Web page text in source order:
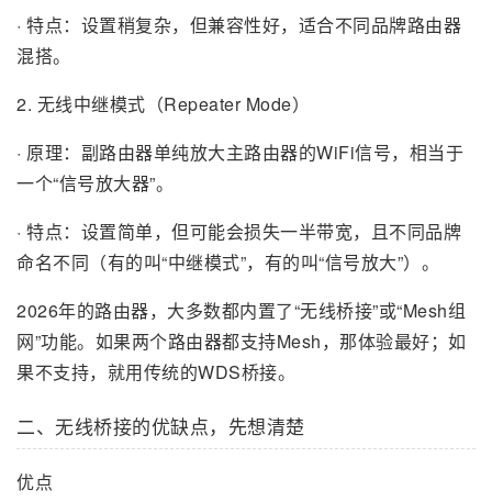
· 特点：设置稍复杂，但兼容性好，适合不同品牌路由器
混搭。
2. 无线中继模式（Repeater Mode）
· 原理：副路由器单纯放大主路由器的WiFi信号，相当于
一个“信号放大器”。
· 特点：设置简单，但可能会损失一半带宽，且不同品牌
命名不同（有的叫“中继模式”，有的叫“信号放大”）。
2026年的路由器，大多数都内置了“无线桥接”或“Mesh组
网”功能。如果两个路由器都支持Mesh，那体验最好；如
果不支持，就用传统的WDS桥接。
二、无线桥接的优缺点，先想清楚
优点